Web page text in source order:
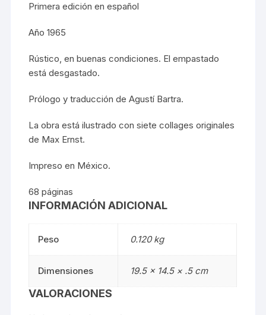
Primera edición en español
Año 1965
Rústico, en buenas condiciones. El empastado
está desgastado.
Prólogo y traducción de Agustí Bartra.
La obra está ilustrado con siete collages originales
de Max Ernst.
Impreso en México.
68 páginas
INFORMACIÓN ADICIONAL
Peso 0.120 kg
Dimensiones 19.5 × 14.5 × .5 cm
VALORACIONES